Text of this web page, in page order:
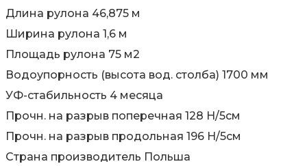
Длина рулона 46,875 м
Ширина рулона 1,6 м
Площадь рулона 75 м2
Водоупорность (высота вод. столба) 1700 мм
УФ-стабильность 4 месяца
Прочн. на разрыв поперечная 128 H/5см
Прочн. на разрыв продольная 196 H/5см
Страна производитель Польша